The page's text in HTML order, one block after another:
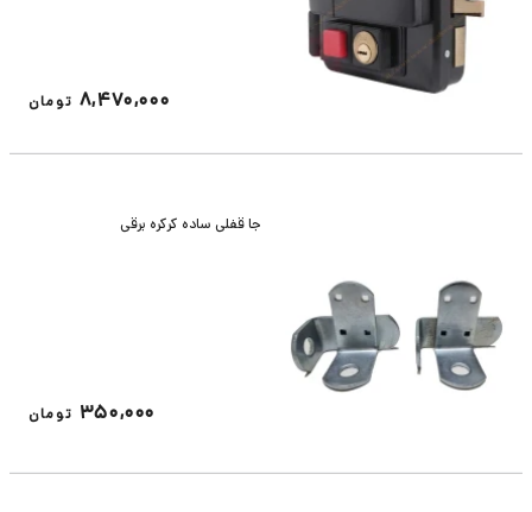
8,470,000 تومان
جا قفلی ساده کرکره برقی
350,000 تومان